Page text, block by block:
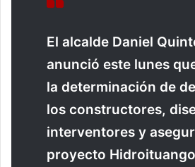
El alcalde Daniel
anunció este lunes
la determinación de
los constructores,
interventores y
proyecto